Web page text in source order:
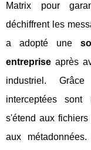
Matrix pour
déchiffrent les
a adopté une
entreprise après
industriel.
interceptées sont
s'étend aux fichiers
aux